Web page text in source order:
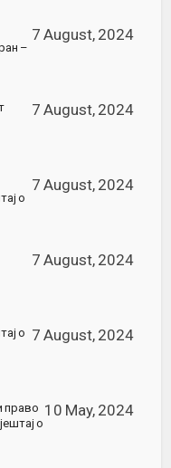
7 August, 2024
–
7 August, 2024
7 August, 2024
о
7 August, 2024
7 August, 2024
о
10 May, 2024
право
о